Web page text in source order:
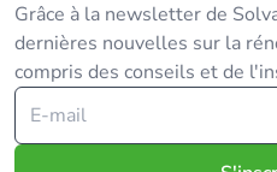
Grâce à la newsletter de
dernières nouvelles sur la
compris des conseils et de